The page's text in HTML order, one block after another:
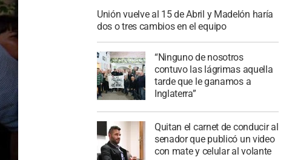
Unión vuelve al 15 de Abril y Madelón haría
dos o tres cambios en el equipo
“Ninguno de nosotros
contuvo las lágrimas aquella
tarde que le ganamos a
Inglaterra”
Quitan el carnet de conducir al
senador que publicó un video
con mate y celular al volante